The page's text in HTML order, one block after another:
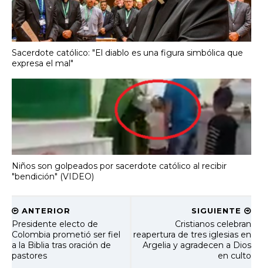
Sacerdote católico: "El diablo es una figura simbólica que
expresa el mal"
Niños son golpeados por sacerdote católico al recibir
"bendición" (VIDEO)
SIGUIENTE
Cristianos celebran
reapertura de tres iglesias en
Argelia y agradecen a Dios
en culto
ANTERIOR
Presidente electo de
Colombia prometió ser fiel
a la Biblia tras oración de
pastores